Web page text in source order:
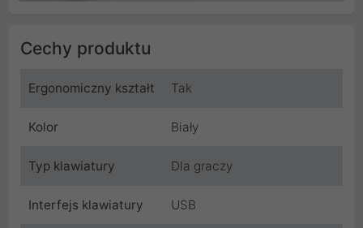
Cechy produktu
Ergonomiczny kształt Tak
Kolor Biały
Typ klawiatury Dla graczy
Interfejs klawiatury USB